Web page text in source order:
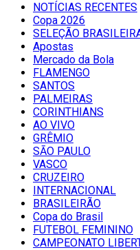
NOTÍCIAS RECENTES
Copa 2026
SELEÇÃO
Apostas
Mercado da Bola
FLAMENGO
SANTOS
PALMEIRAS
CORINTHIANS
AO VIVO
GRÊMIO
SĀO PAULO
VASCO
CRUZEIRO
INTERNACIONAL
BRASILEIRÃO
Copa do Brasil
FUTEBOL FEMININO
CAMPEONATO